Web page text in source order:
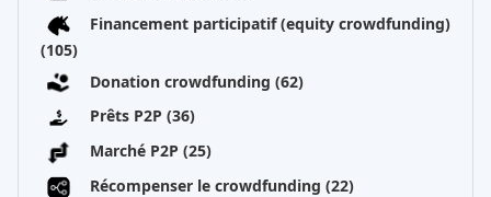
Financement participatif (equity crowdfunding)
(105)
Donation crowdfunding (62)
Prêts P2P (36)
Marché P2P (25)
Récompenser le crowdfunding (22)